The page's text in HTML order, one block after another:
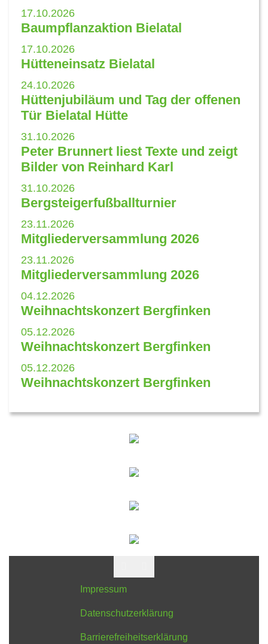
17.10.2026
Baumpflanzaktion Bielatal
17.10.2026
Hütteneinsatz Bielatal
24.10.2026
Hüttenjubiläum und Tag der offenen
Tür Bielatal Hütte
31.10.2026
Peter Brunnert liest Texte und zeigt
Bilder von Reinhard Karl
31.10.2026
Bergsteigerfußballturnier
23.11.2026
Mitgliederversammlung 2026
23.11.2026
Mitgliederversammlung 2026
04.12.2026
Weihnachtskonzert Bergfinken
05.12.2026
Weihnachtskonzert Bergfinken
05.12.2026
Weihnachtskonzert Bergfinken
Impressum
Datenschutzerklärung
Barrierefreiheitserklärung